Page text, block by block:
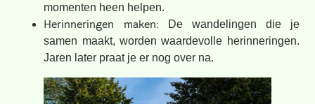
momenten heen helpen.
Herinneringen maken: De wandelingen die je
samen maakt, worden waardevolle herinneringen.
Jaren later praat je er nog over na.